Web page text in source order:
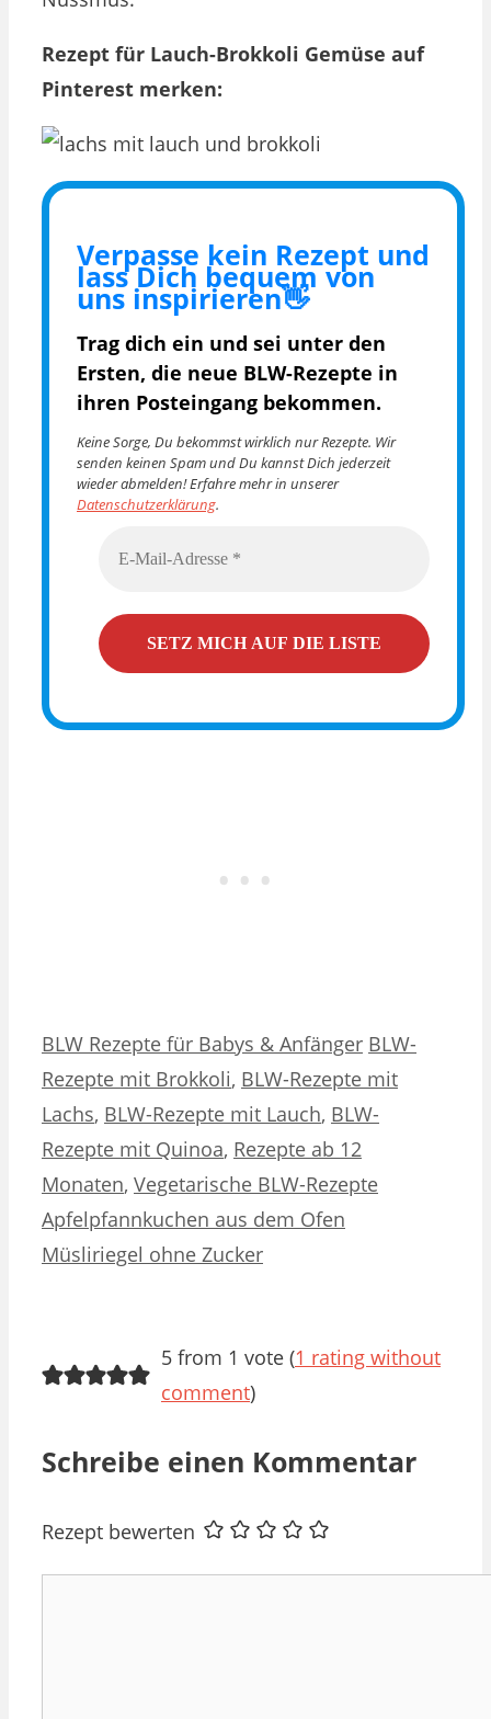
Rezept für Lauch-Brokkoli Gemüse auf
Pinterest merken:
Verpasse kein Rezept und
lass Dich bequem von
uns inspirieren👋
Trag dich ein und sei unter den
Ersten, die neue BLW-Rezepte in
ihren Posteingang bekommen.
Keine Sorge, Du bekommst wirklich nur Rezepte. Wir
senden keinen Spam und Du kannst Dich jederzeit
wieder abmelden! Erfahre mehr in unserer
Datenschutzerklärung.
Kategorien
BLW Rezepte für Babys & Anfänger Schlagwörter
BLW-
Rezepte mit Brokkoli, BLW-Rezepte mit
Lachs, BLW-Rezepte mit Lauch, BLW-
Rezepte mit Quinoa, Rezepte ab 12
Monaten, Vegetarische BLW-Rezepte
Apfelpfannkuchen aus dem Ofen
Müsliriegel ohne Zucker
5 from 1 vote (1 rating without
comment)
Schreibe einen Kommentar
Rezept bewerten